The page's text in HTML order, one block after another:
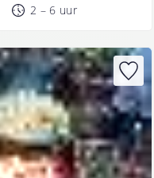
2 – 6 uur